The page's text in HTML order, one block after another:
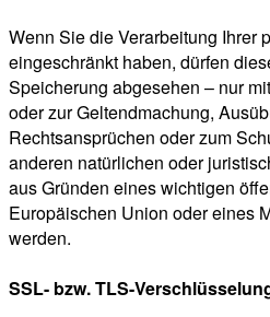
Wenn Sie die Verarbeitung Ihrer
eingeschränkt haben, dürfen
Speicherung abgesehen – nur
oder zur Geltendmachung,
Rechtsansprüchen oder zum
anderen natürlichen oder
aus Gründen eines wichtigen
Europäischen Union oder eines
werden.
SSL- bzw. TLS-